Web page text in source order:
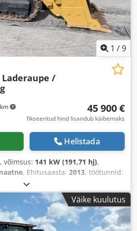
1 /9
Laderaupe /
45 900 €
fikseeritud hind lisandub käibemaks
Helistada
, võimsus: 141 kW (191,71 hj),
, Ehitusaasta: 2013, töötunnid:
Väike kuulutus